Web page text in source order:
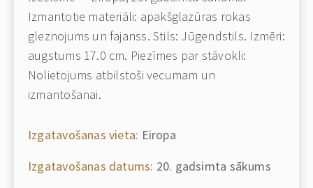
Izmantotie materiāli: apakšglazūras rokas
gleznojums un fajanss. Stils: Jūgendstils. Izmēri:
augstums 17.0 cm. Piezīmes par stāvokli:
Nolietojums atbilstoši vecumam un
izmantošanai.
Izgatavošanas vieta: Eiropa
Izgatavošanas datums: 20. gadsimta sākums